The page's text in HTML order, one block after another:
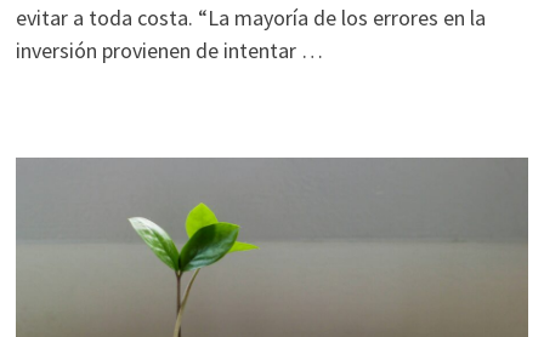
evitar a toda costa. “La mayoría de los errores en la
inversión provienen de intentar …